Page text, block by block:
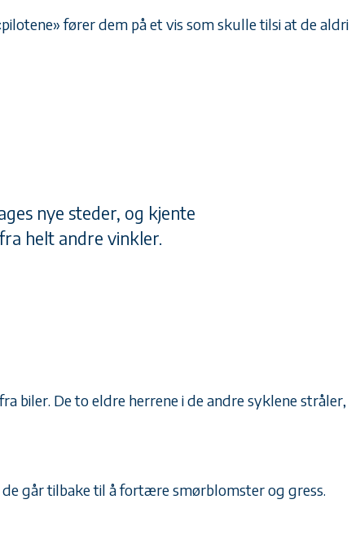
fører dem på et vis som skulle tilsi at de aldri
nye steder, og kjente
helt andre vinkler.
biler. De to eldre herrene i de andre syklene stråler,
går tilbake til å fortære smørblomster og gress.